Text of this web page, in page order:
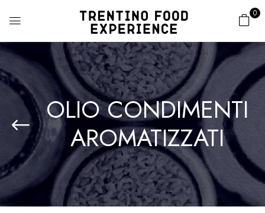
0
OLIO CONDIMENTI
AROMATIZZATI